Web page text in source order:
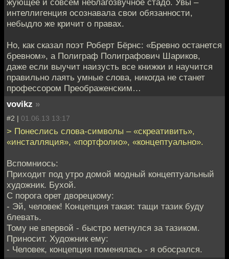
жующее и совсем неблагозвучное стадо. Увы –
интеллигенция осознавала свои обязанности,
небыдло же кричит о правах.
Но, как сказал поэт Роберт Бёрнс: «Бревно останется
бревном», а Полиграф Полиграфович Шариков,
даже если выучит наизусть все книжки и научится
правильно лаять умные слова, никогда не станет
профессором Преображенским…
vovikz »
#2 | 01.06.13 13:17
> Понеслись слова-символы – «скреативить»,
«инсталляция», «портфолио», «концептуально».
Вспомниось:
Приходит под утро домой модный концептуальный
художник. Бухой.
С порога орет дворецкому:
- Эй, человек! Концепция такая: тащи тазик буду
блевать.
Тому не впервой - быстро метнулся за тазиком.
Приносит. Художник ему:
- Человек, концепция поменялась - я обосрался.